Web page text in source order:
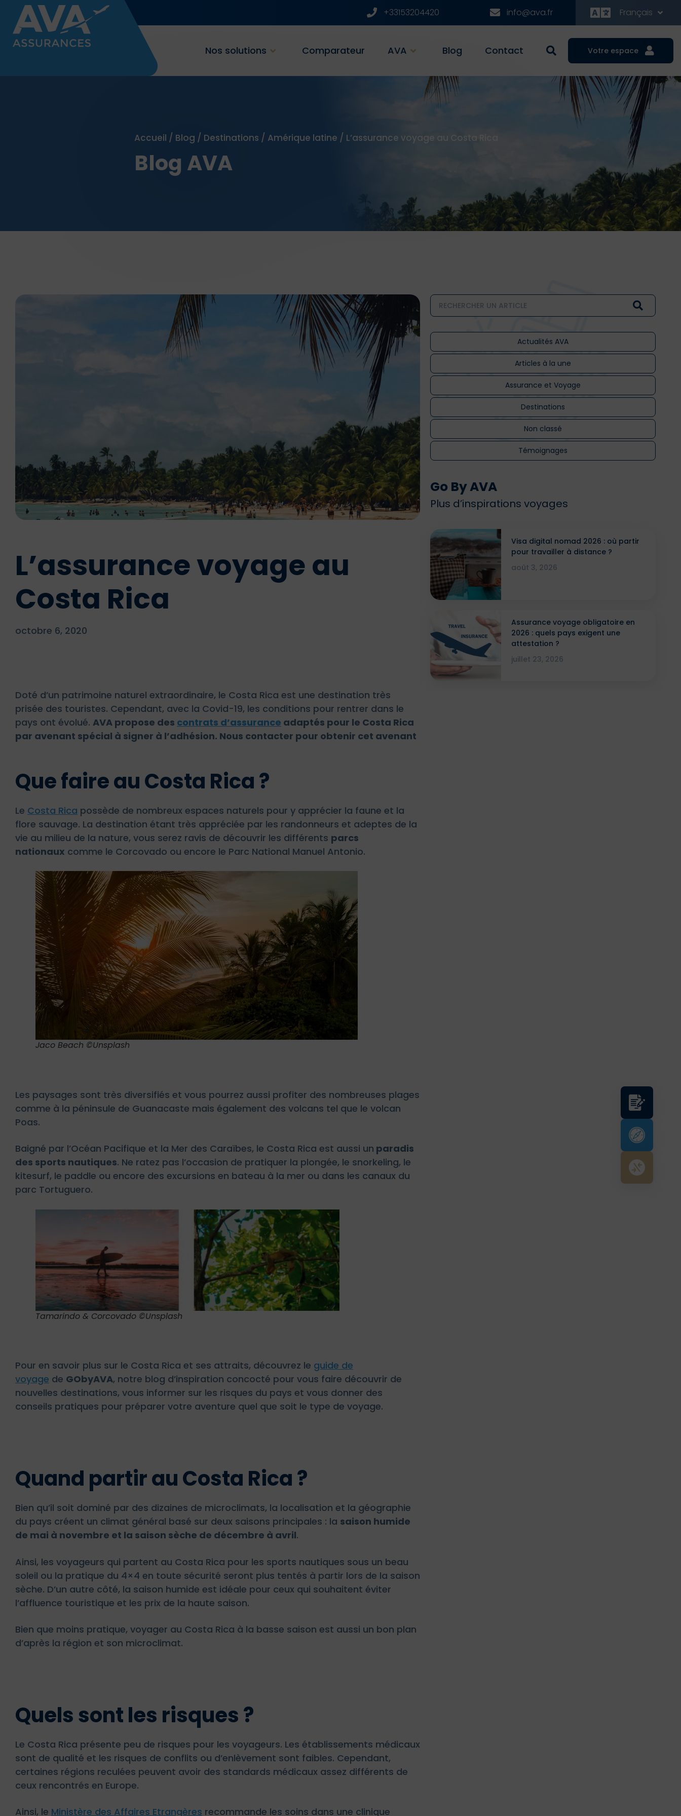
+33153204420 info@ava.fr Français
Nos solutions Comparateur AVA Blog Contact Votre espace
Accueil / Blog / Destinations / Amérique latine / L’assurance voyage au Costa Rica
Blog AVA
L’assurance voyage au
Costa Rica
octobre 6, 2020
Doté d’un patrimoine naturel extraordinaire, le Costa Rica est une destination très
prisée des touristes. Cependant, avec la Covid-19, les conditions pour rentrer dans le
pays ont évolué. AVA propose des contrats d’assurance adaptés pour le Costa Rica
par avenant spécial à signer à l’adhésion. Nous contacter pour obtenir cet avenant
Que faire au Costa Rica ?
Le Costa Rica possède de nombreux espaces naturels pour y apprécier la faune et la
flore sauvage. La destination étant très appréciée par les randonneurs et adeptes de la
vie au milieu de la nature, vous serez ravis de découvrir les différents parcs
nationaux comme le Corcovado ou encore le Parc National Manuel Antonio.
Jaco Beach ©Unsplash
Les paysages sont très diversifiés et vous pourrez aussi profiter des nombreuses plages
comme à la péninsule de Guanacaste mais également des volcans tel que le volcan
Poas.
Baigné par l’Océan Pacifique et la Mer des Caraïbes, le Costa Rica est aussi un paradis
des sports nautiques. Ne ratez pas l’occasion de pratiquer la plongée, le snorkeling, le
kitesurf, le paddle ou encore des excursions en bateau à la mer ou dans les canaux du
parc Tortuguero.
Tamarindo & Corcovado ©Unsplash
Pour en savoir plus sur le Costa Rica et ses attraits, découvrez le guide de
voyage de GObyAVA, notre blog d’inspiration concocté pour vous faire découvrir de
nouvelles destinations, vous informer sur les risques du pays et vous donner des
conseils pratiques pour préparer votre aventure quel que soit le type de voyage.
Quand partir au Costa Rica ?
Bien qu’il soit dominé par des dizaines de microclimats, la localisation et la géographie
du pays créent un climat général basé sur deux saisons principales : la saison humide
de mai à novembre et la saison sèche de décembre à avril.
Ainsi, les voyageurs qui partent au Costa Rica pour les sports nautiques sous un beau
soleil ou la pratique du 4×4 en toute sécurité seront plus tentés à partir lors de la saison
sèche. D’un autre côté, la saison humide est idéale pour ceux qui souhaitent éviter
l’affluence touristique et les prix de la haute saison.
Bien que moins pratique, voyager au Costa Rica à la basse saison est aussi un bon plan
d’après la région et son microclimat.
Quels sont les risques ?
Le Costa Rica présente peu de risques pour les voyageurs. Les établissements médicaux
sont de qualité et les risques de conflits ou d’enlèvement sont faibles. Cependant,
certaines régions reculées peuvent avoir des standards médicaux assez différents de
ceux rencontrés en Europe.
Ainsi, le Ministère des Affaires Etrangères recommande les soins dans une clinique
Actualités AVA
Articles à la une
Assurance et Voyage
Destinations
Non classé
Témoignages
Go By AVA
Plus d’inspirations voyages
Visa digital nomad 2026 : où partir
pour travailler à distance ?
août 3, 2026
Assurance voyage obligatoire en
2026 : quels pays exigent une
attestation ?
juillet 23, 2026